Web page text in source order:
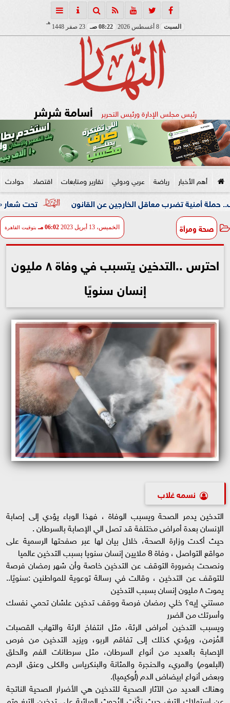
السبت 8 أغسطس 2026 08:22 صـ 23 صفر 1448
هـ
رئيس مجلس الإدارة ورئيس التحرير أسامة شرشر
أهم الأخبار رياضة عربي ودولي تقارير ومتابعات اقتصاد حوادث
تحت شعار «خدمة بيوت تضرب معاقل الخارجين عن القانون
صحة ومرأة الخميس، 13 أبريل 2023 06:02 مـ بتوقيت القاهرة
احترس ..التدخين يتسبب في وفاة ٨ مليون
إنسان سنويًا
نسمه غلاب
التدخين يدمر الصحة ويسبب الوفاة ، فهذا الوباء يؤدي إلى إصابة
الإنسان بعدة أمراض مختلفة قد تصل الي الإصابة بالسرطان .
حيث أكدت وزارة الصحة، خلال بيان لها عبر صفحتها الرسمية على
مواقع التواصل ، وفاة 8 ملايين إنسان سنويا بسبب التدخين عالميا
ونصحت بضرورة التوقف عن التدخين خاصة وأن شهر رمضان فرصة
للتوقف عن التدخين ، وقالت في رسالة توعوية للمواطنين :سنويًا..
يموت ٨ مليون إنسان بسبب التدخين
مستني إيه؟ خلي رمضان فرصة ووقف تدخين علشان تحمي نفسك
وأسرتك من الضرر
ويسبب التدخين أمراض الرئة، مثل انتفاخ الرئة والتهاب القصبات
المُزمن، ويؤدي كذلك إلى تفاقم الربو، ويزيد التدخين من فرص
الإصابة بالعديد من أنواع السرطان، مثل سرطانات الفم والحلق
(البلعوم) والمريء والحنجرة والمثانة والبنكرياس والكلى وعنق الرحم
وبعض أنواع ابيضاض الدم (لُوكيميا).
وهناك العديد من الآثار الصحية للتدخين هي الأضرار الصحية الناتجة
عن استهلاك التبغ، حيث رَكَّزَتِ البُحوث الوبائية على تدخين التبغ وتم